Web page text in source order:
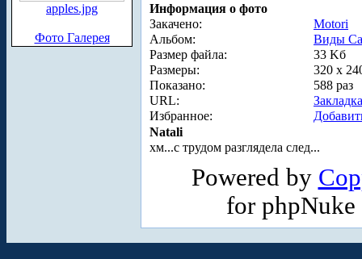
apples.jpg
Фото Галерея
Информация о фото
Закачено:
Motori
Альбом:
Виды
Размер файла:
33 Kб
Размеры:
320 x
Показано:
588 раз
URL:
Избранное:
Natali
хм...с трудом разглядела след...
Powered by
for